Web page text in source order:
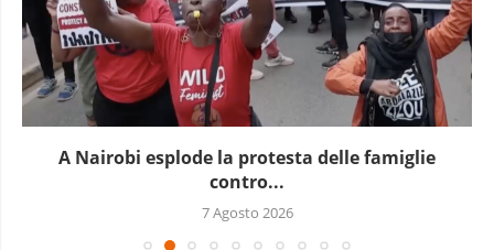
A Nairobi esplode la protesta delle famiglie
contro...
7 Agosto 2026